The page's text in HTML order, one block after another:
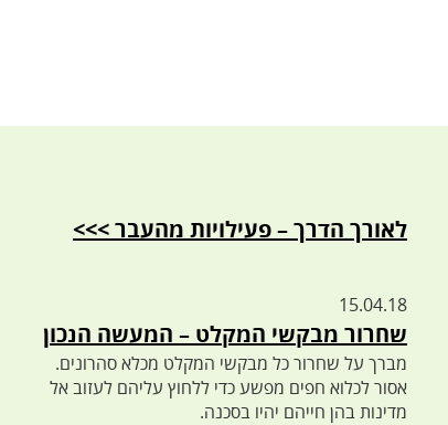
לאורך הדרך – פעילויות מהעבר >>>
15.04.18
שחרור מבקשי המקלט – המעשה הנכון
מברך על שחרור כל מבקשי המקלט מכלא סהרונים.
אסור לכלוא חפים מפשע כדי ללחוץ עליהם לעזוב אל
מדינות בהן חייהם יהיו בסכנה.